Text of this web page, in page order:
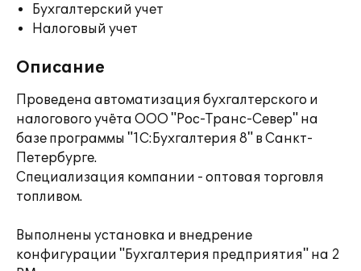
Бухгалтерский учет
Налоговый учет
Описание
Проведена автоматизация бухгалтерского и
налогового учёта ООО "Рос-Транс-Север" на
базе программы "1С:Бухгалтерия 8" в Санкт-
Петербурге.
Специализация компании - оптовая торговля
топливом.
Выполнены установка и внедрение
конфигурации "Бухгалтерия предприятия" на 2